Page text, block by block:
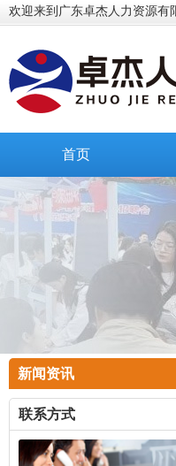
欢迎来到广东卓杰人力资源有
首页
新闻资讯
联系方式